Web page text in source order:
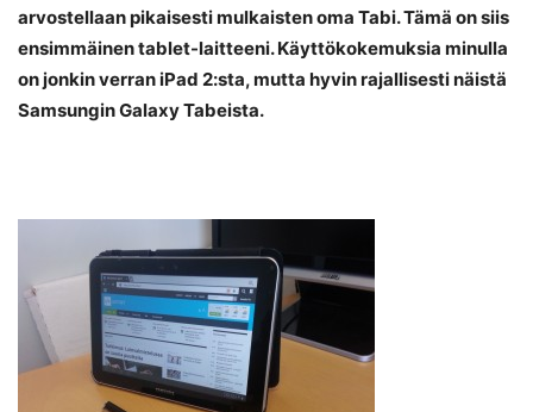
arvostellaan pikaisesti mulkaisten oma Tabi. Tämä on siis
ensimmäinen tablet-laitteeni. Käyttökokemuksia minulla
on jonkin verran iPad 2:sta, mutta hyvin rajallisesti näistä
Samsungin Galaxy Tabeista.